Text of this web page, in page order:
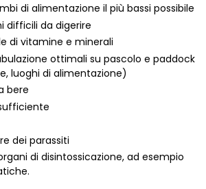
di alimentazione il più bassi possibile
difficili da digerire
di vitamine e minerali
ottimali su pascolo e paddock
luoghi di alimentazione)
bere
dei parassiti
di disintossicazione, ad esempio